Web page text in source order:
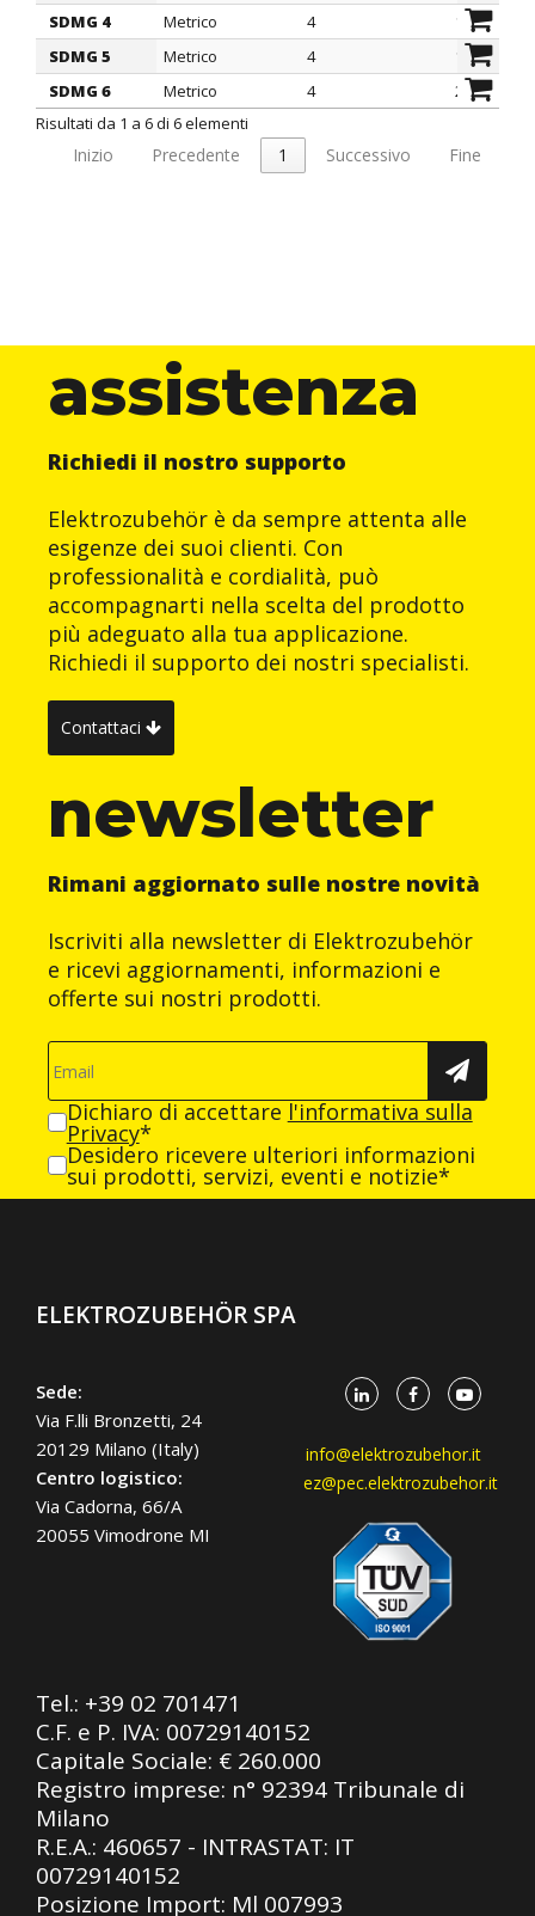
SDMG 4
Metrico 4
15,8
SDMG 5
Metrico 4
19
SDMG 6
Metrico 4
22
Risultati da 1 a 6 di 6 elementi
Inizio Precedente 1 Successivo Fine
assistenza
Richiedi il nostro supporto
Elektrozubehör è da sempre attenta alle
esigenze dei suoi clienti. Con
professionalità e cordialità, può
accompagnarti nella scelta del prodotto
più adeguato alla tua applicazione.
Richiedi il supporto dei nostri specialisti.
Contattaci
newsletter
Rimani aggiornato sulle nostre novità
Iscriviti alla newsletter di Elektrozubehör
e ricevi aggiornamenti, informazioni e
offerte sui nostri prodotti.
Dichiaro di accettare l'informativa sulla
Privacy*
Desidero ricevere ulteriori informazioni
sui prodotti, servizi, eventi e notizie*
ELEKTROZUBEHÖR SPA
Sede:
Via F.lli Bronzetti, 24
20129 Milano (Italy)
Centro logistico:
Via Cadorna, 66/A
20055 Vimodrone MI
info@elektrozubehor.it
ez@pec.elektrozubehor.it
Tel.: +39 02 701471
C.F. e P. IVA: 00729140152
Capitale Sociale: € 260.000
Registro imprese: n° 92394 Tribunale di
Milano
R.E.A.: 460657 - INTRASTAT: IT
00729140152
Posizione Import: Ml 007993